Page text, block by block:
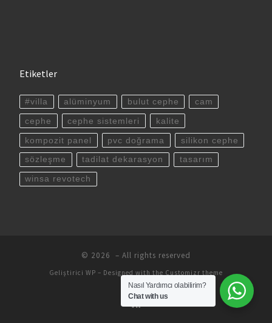
Etiketler
#villa alüminyum bulut cephe cam
cephe cephe sistemleri kalite
kompozit panel pvc doğrama silikon cephe
sözleşme tadilat dekarasyon tasarım
winsa revotech
© 2026 – All rights reserved
Geliştirici WP – Designed with the Customizr theme
Nasıl Yardımcı olabilirim?
Chat with us